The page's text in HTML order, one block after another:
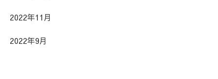
2022年11月
2022年9月